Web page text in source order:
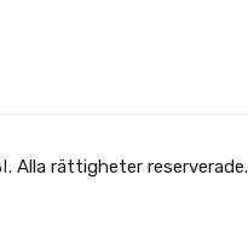
Copyright © Afghanska Föreningen - انجمن افغانها در سویدن. Alla rättigheter reserverade.